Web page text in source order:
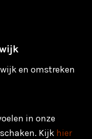
en omstreken
in onze
Kijk hier